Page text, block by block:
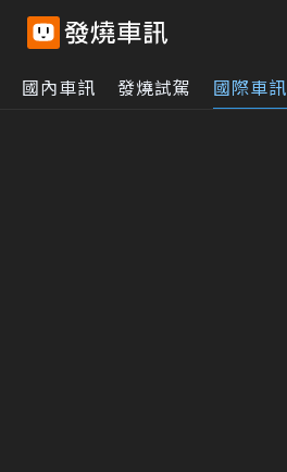
國內車訊 發燒試駕 國際車訊